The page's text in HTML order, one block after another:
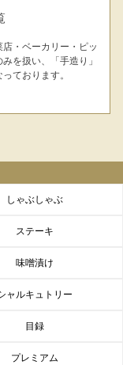
・ベーカリー・ピッ
を扱い、「手造り」
ております。
しゃぶしゃぶ
ステーキ
味噌漬け
ャルキュトリー
目録
プレミアム